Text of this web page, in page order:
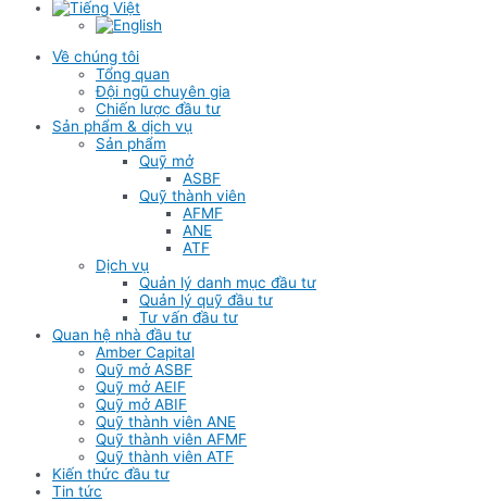
Về chúng tôi
Tổng quan
Đội ngũ chuyên gia
Chiến lược đầu tư
Sản phẩm & dịch vụ
Sản phẩm
Quỹ mở
ASBF
Quỹ thành viên
AFMF
ANE
ATF
Dịch vụ
Quản lý danh mục đầu tư
Quản lý quỹ đầu tư
Tư vấn đầu tư
Quan hệ nhà đầu tư
Amber Capital
Quỹ mở ASBF
Quỹ mở AEIF
Quỹ mở ABIF
Quỹ thành viên ANE
Quỹ thành viên AFMF
Quỹ thành viên ATF
Kiến thức đầu tư
Tin tức